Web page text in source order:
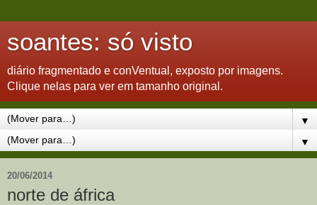
soantes: só visto
diário fragmentado e conVentual, exposto por imagens.
Clique nelas para ver em tamanho original.
▼
▼
20/06/2014
norte de áfrica